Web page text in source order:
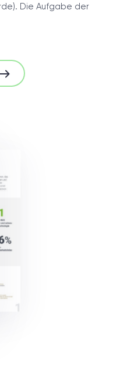
Die Aufgabe der